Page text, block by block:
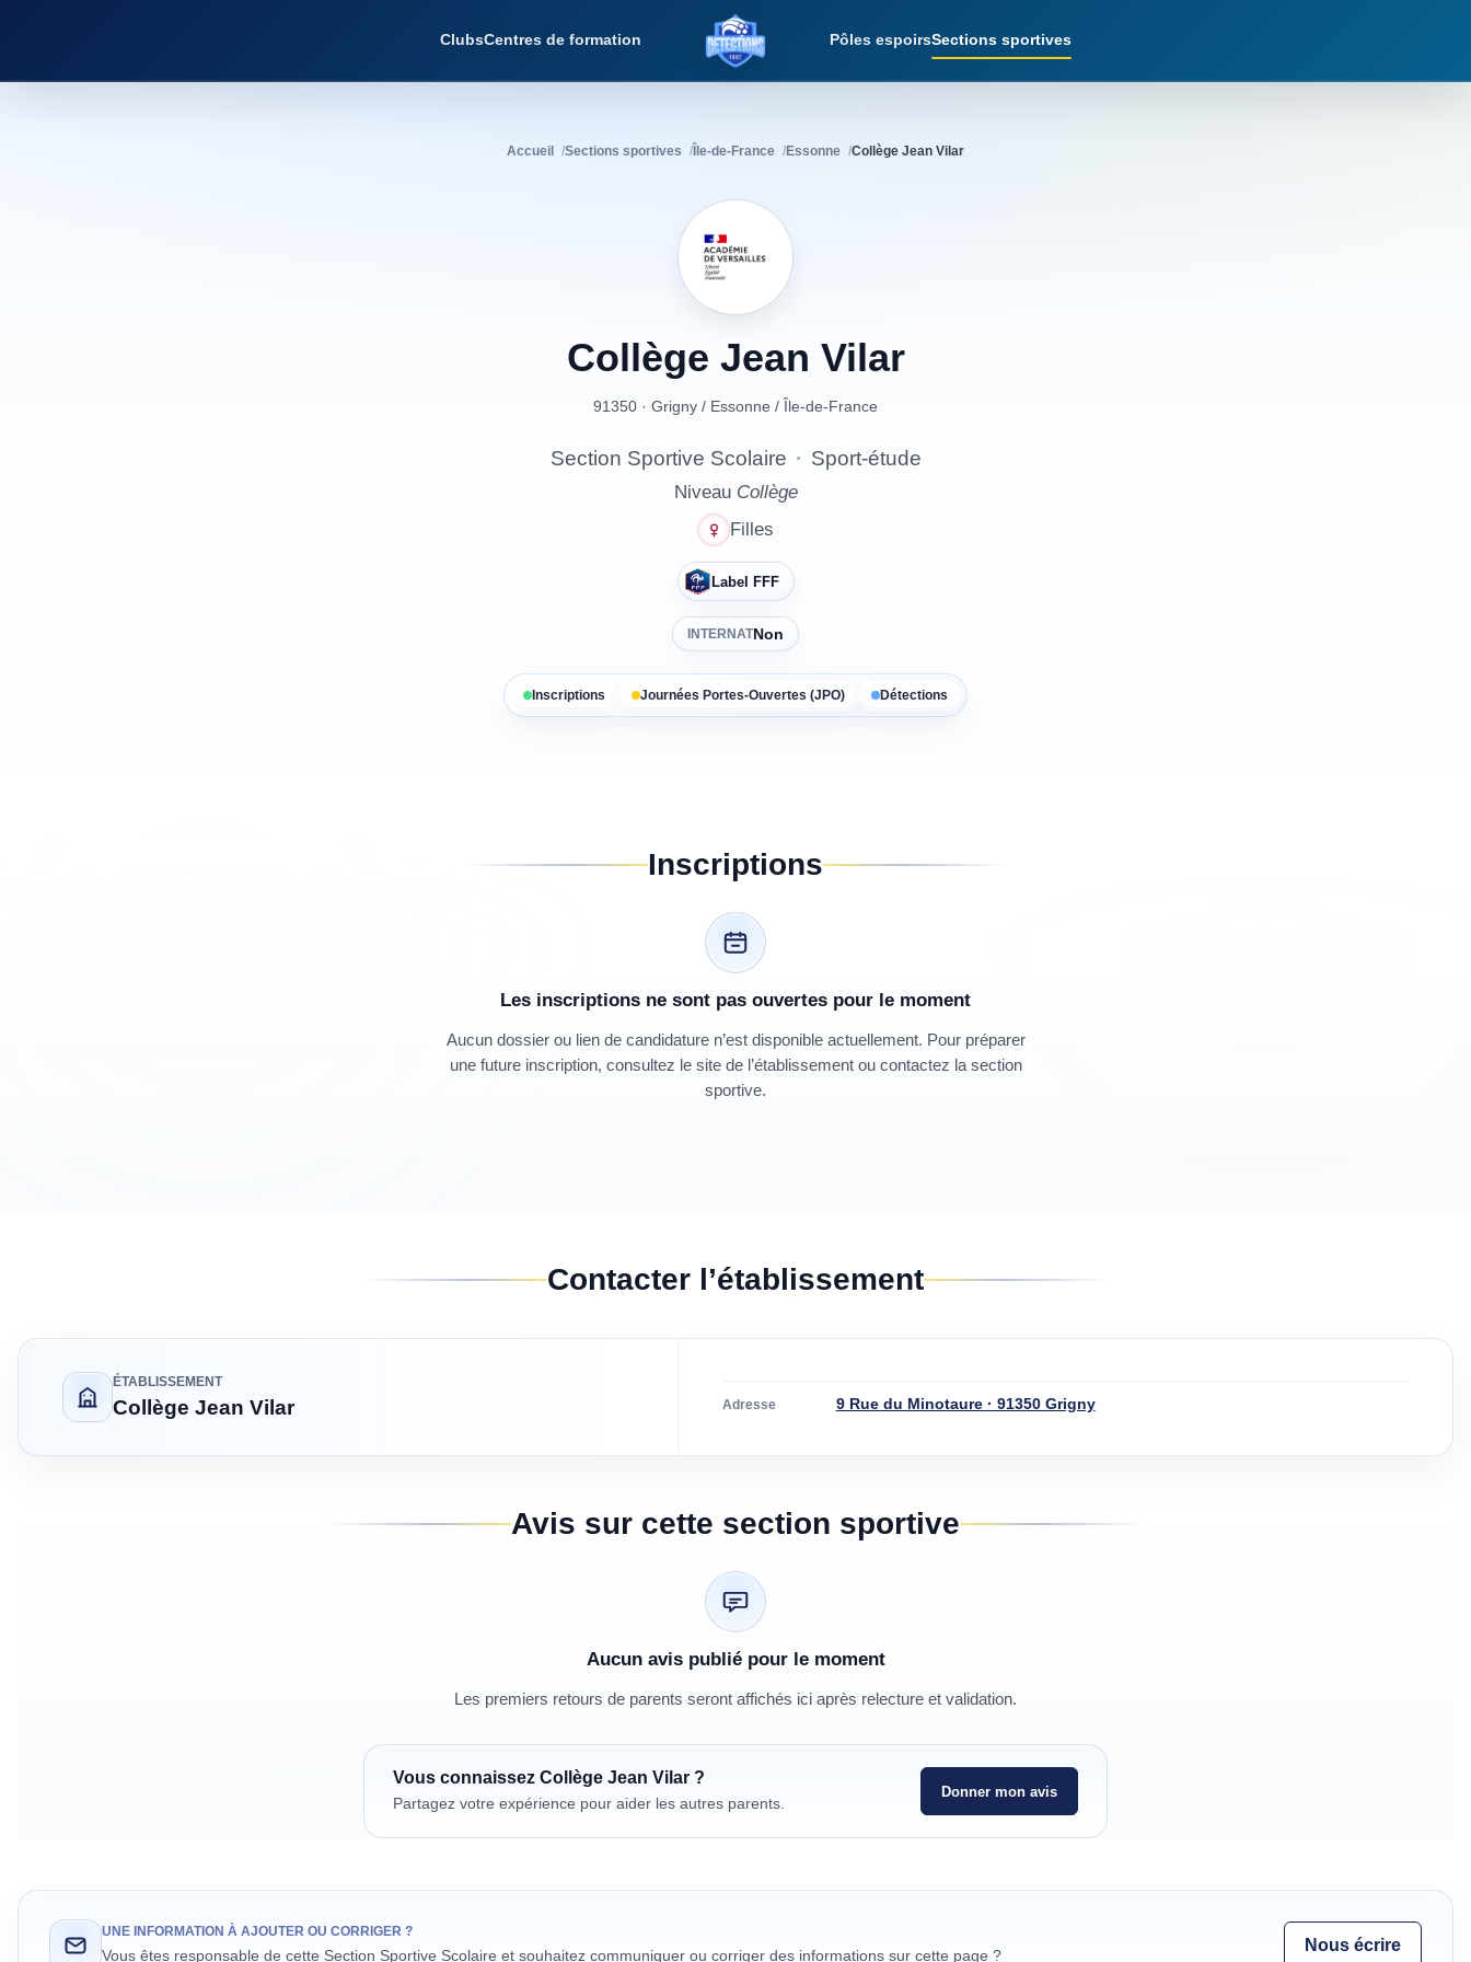
ClubsCentres de formation
Détections Foot
Pôles espoirsSections sportives
Accueil Sections sportives Île-de-France Essonne Collège Jean Vilar
Collège Jean Vilar
91350 · Grigny / Essonne / Île-de-France
Section Sportive Scolaire · Sport-étude
Niveau Collège
Filles
Label FFF
INTERNATNon
Inscriptions Journées Portes-Ouvertes (JPO) Détections
Inscriptions
Les inscriptions ne sont pas ouvertes pour le moment
Aucun dossier ou lien de candidature n’est disponible actuellement. Pour préparer
une future inscription, consultez le site de l’établissement ou contactez la section
sportive.
Contacter l’établissement
ÉTABLISSEMENT
Collège Jean Vilar Adresse 9 Rue du Minotaure · 91350 Grigny
Avis sur cette section sportive
Aucun avis publié pour le moment
Les premiers retours de parents seront affichés ici après relecture et validation.
Vous connaissez Collège Jean Vilar ?
Partagez votre expérience pour aider les autres parents.
Donner mon avis
UNE INFORMATION À AJOUTER OU CORRIGER ?
Vous êtes responsable de cette Section Sportive Scolaire et souhaitez communiquer ou corriger des informations sur cette page ?
Nous écrire